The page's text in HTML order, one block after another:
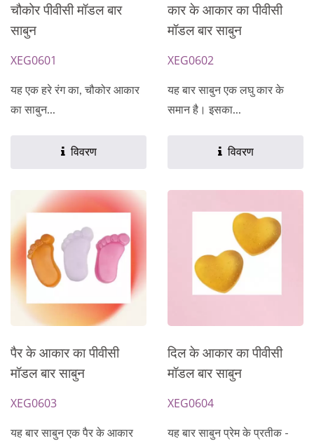
चौकोर पीवीसी मॉडल बार
साबुन
XEG0601
यह एक हरे रंग का, चौकोर आकार
का साबुन...
विवरण
कार के आकार का पीवीसी
मॉडल बार साबुन
XEG0602
यह बार साबुन एक लघु कार के
समान है। इसका...
विवरण
पैर के आकार का पीवीसी
मॉडल बार साबुन
XEG0603
यह बार साबुन एक पैर के आकार
दिल के आकार का पीवीसी
मॉडल बार साबुन
XEG0604
यह बार साबुन प्रेम के प्रतीक -